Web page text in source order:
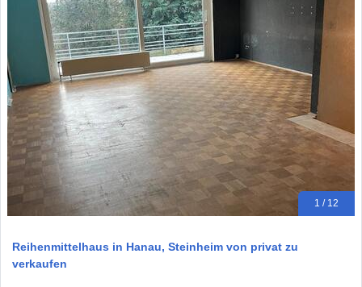
1 / 12
Reihenmittelhaus in Hanau, Steinheim von privat zu
verkaufen